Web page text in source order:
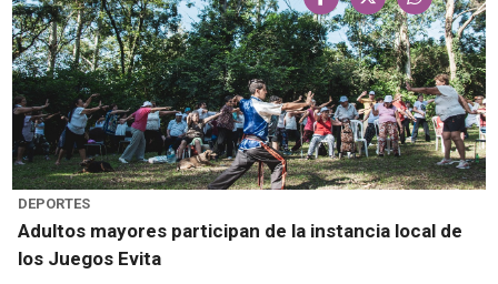
DEPORTES
Adultos mayores participan de la instancia local de
los Juegos Evita